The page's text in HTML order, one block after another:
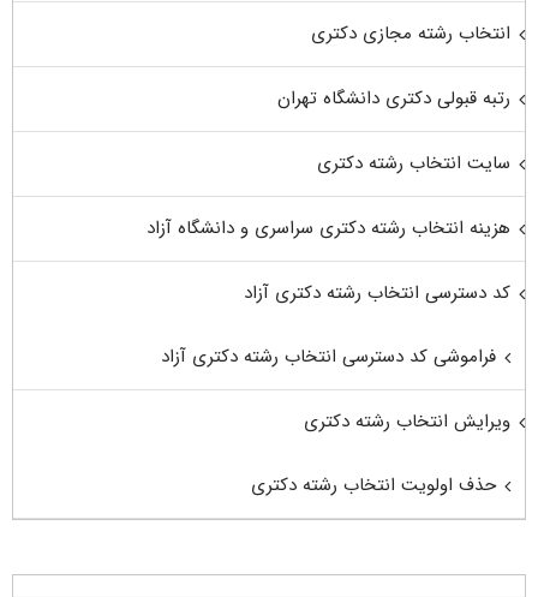
انتخاب رشته مجازی دکتری
رتبه قبولی دکتری دانشگاه تهران
سایت انتخاب رشته دکتری
هزینه انتخاب رشته دکتری سراسری و دانشگاه آزاد
کد دسترسی انتخاب رشته دکتری آزاد
فراموشی کد دسترسی انتخاب رشته دکتری آزاد
ویرایش انتخاب رشته دکتری
حذف اولویت انتخاب رشته دکتری